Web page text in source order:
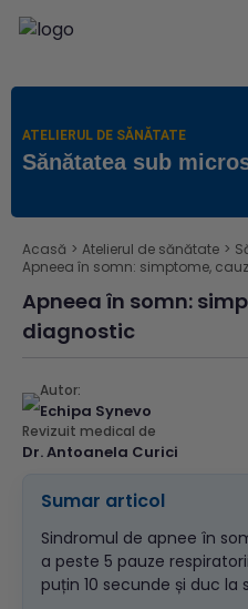
ATELIERUL DE SĂNĂTATE
Sănătatea sub
Acasă > Atelierul de sănătate >
Apneea în somn: simptome,
Apneea în somn:
diagnostic
Autor:
Echipa Synevo
Revizuit medical de
Dr. Antoanela Curici
Sumar articol
Sindromul de apnee în
a peste 5 pauze
puțin 10 secunde și duc la